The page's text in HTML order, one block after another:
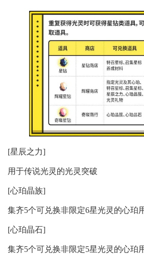
[星辰之力]
用于传说光灵的光灵突破
[心珀晶族]
集齐5个可兑换非限定6星光灵的心珀
[心珀晶石]
集齐5个可兑换非限定5星光灵的心珀